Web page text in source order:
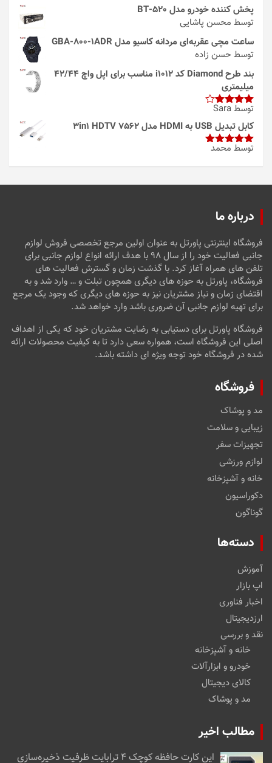
پخش کننده خودرو مدل 520-BT
توسط محسن پاشایی
ساعت مچی عقربه‌ای مردانه کاسیو مدل GBA-800-1ADR
توسط حسن زاده
بند طرح Diamond کد i1012 مناسب برای اپل واچ 42/44
میلیمتری
امتیاز4
از 5
توسط Sara
کابل تبدیل USB به HDMI مدل 3in1 HDTV 7562
امتیاز5از
توسط محمد
درباره ما
فروشگاه اینترنتی پاورتل به عنوان اولین مرجع تخصصی فروش لوازم
جانبی فعالیت خود را از سال ۹۸ با هدف ارائه انواع لوازم جانبی برای
تلفن های همراه آغاز کرد. با گذشت زمان و گسترش فعالیت های
فروشگاه، پاورتل به حوزه های دیگری همچون تبلت و … وارد شد و به
اقتضای زمان و نیاز مشتریان نیز به حوزه های دیگری که وجود یک مرجع
برای تهیه لوازم جانبی آن ضروری باشد وارد خواهد شد.
فروشگاه پاورتل برای دستیابی به رضایت مشتریان خود که یکی از اهداف
اصلی این فروشگاه است، همواره سعی دارد تا به کیفیت محصولات ارائه
شده در فروشگاه خود توجه ویژه ای داشته باشد.
فروشگاه
مد و پوشاک
زیبایی و سلامت
تجهیزات سفر
لوازم ورزشی
خانه و آشپزخانه
دکوراسیون
گوناگون
دسته‌ها
آموزش
اپ بازار
اخبار فناوری
ارزدیجیتال
نقد و بررسی
خانه و آشپزخانه
خودرو و ابزارآلات
کالای دیجیتال
مد و پوشاک
مطالب اخیر
این کارت حافظه کوچک ۴ ترابایت ظرفیت ذخیره‌سازی